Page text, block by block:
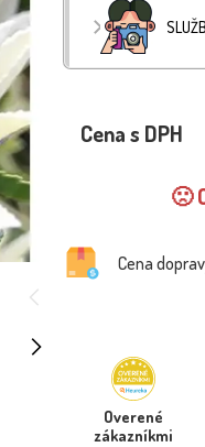
Cena s DPH
🙁
Cena
Overené
zákazníkmi